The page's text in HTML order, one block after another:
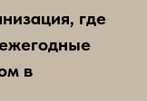
где
в